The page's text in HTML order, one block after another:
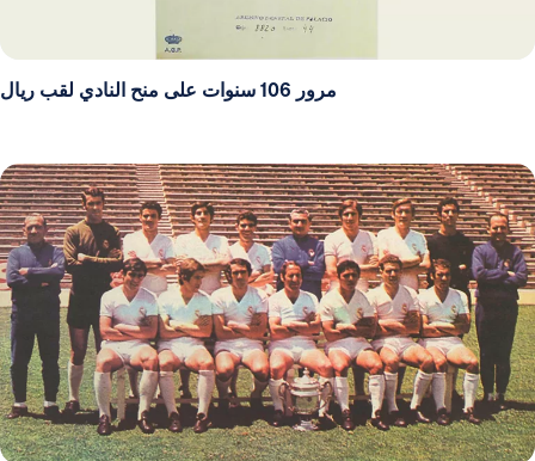
مرور 106 سنوات على منح النادي لقب ريال